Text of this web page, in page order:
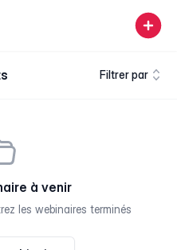
Filtrer par
à venir
les webinaires terminés